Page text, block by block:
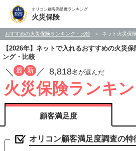
オリコン顧客満足度ランキング
火災保険
おすすめの火災保険ランキング・比較 ネット火災保
【2026年】ネットで入れるおすすめの火災
ング・比較
／ 最 新 ／ 8,818名が選んだ
火災保険ランキ
顧客満足度
オリコン顧客満足度調査の特